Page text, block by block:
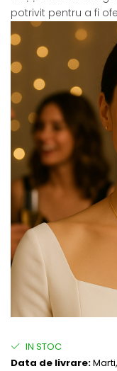
potrivit pentru a fi
IN STOC
Data de livrare: